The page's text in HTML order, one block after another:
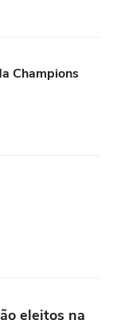
Champions
eleitos na